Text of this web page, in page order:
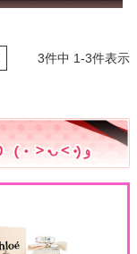
3件中 1-3件表示